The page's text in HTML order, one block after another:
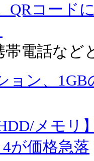
QRコード
帯電話など
ョン、1GB
HDD/メモリ
4が価格急落